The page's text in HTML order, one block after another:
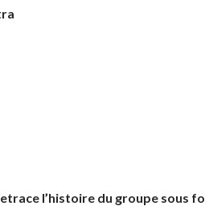
l’histoire du groupe sous